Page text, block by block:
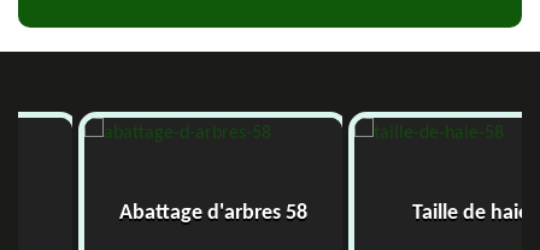
Abattage d'arbres 58 Taille de haie